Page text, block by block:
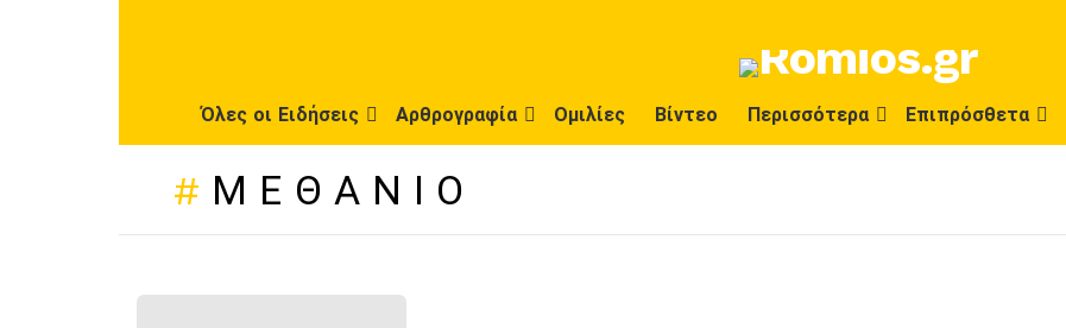
Όλες οι Ειδήσεις Αρθρογραφία Ομιλίες Βίντεο Περισσότερα Επιπρόσθετα
ΜΕΘΆΝΙΟ